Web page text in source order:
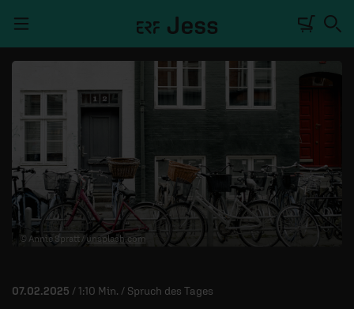
TALKWERK
REPORTAGE
RADIO
DEINE APP
MITMACHEN
© Annie Spratt / unsplash.com
07.02.2025 / 1:10 Min. / Spruch des Tages